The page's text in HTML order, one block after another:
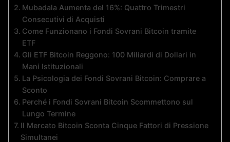
Mubadala Aumenta del 16%: Quattro Trimestri
Consecutivi di Acquisti
Come Funzionano i Fondi Sovrani Bitcoin tramite
ETF
Gli ETF Bitcoin Reggono: 100 Miliardi di Dollari in
Mani Istituzionali
La Psicologia dei Fondi Sovrani Bitcoin: Comprare a
Sconto
Perché i Fondi Sovrani Bitcoin Scommettono sul
Lungo Termine
Il Mercato Bitcoin Sconta Cinque Fattori di Pressione
Simultanei